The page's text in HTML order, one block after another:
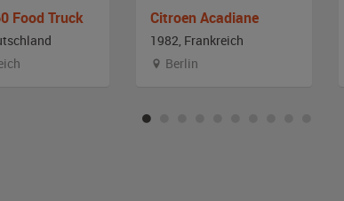
Food Truck Citroen Acadiane
1982, Frankreich
Berlin